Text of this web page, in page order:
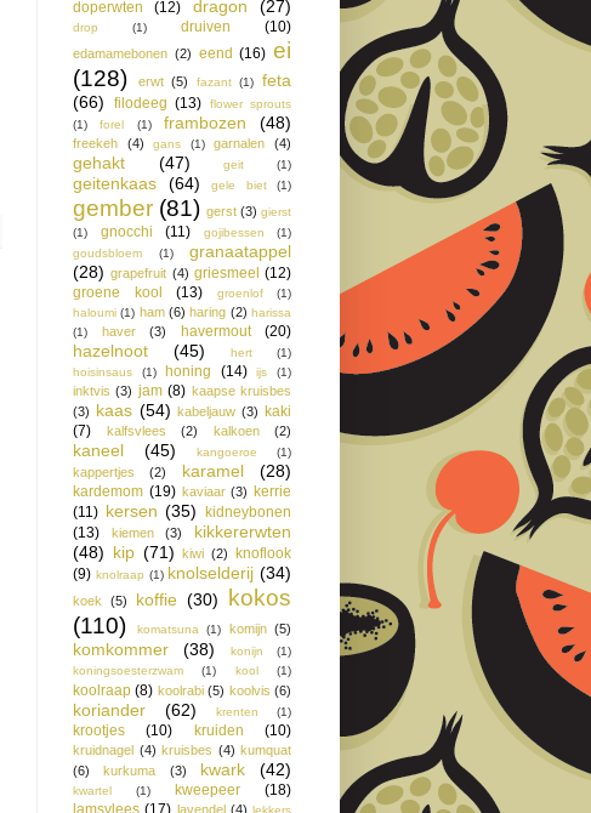
doperwten
(12) dragon (27)
drop (1) druiven (10)
edamamebonen (2) eend (16) ei
(128)
erwt (5) fazant (1)
feta
(66)
filodeeg (13)
flower sprouts
(1)
forel (1) frambozen (48)
freekeh (4) gans (1) garnalen (4)
gehakt (47) geit (1)
geitenkaas (64) gele biet (1)
gember (81) gerst (3) gierst
(1)
gnocchi (11) gojibessen
(1)
goudsbloem
(1)
granaatappel
(28) grapefruit (4) griesmeel (12)
groene kool
(13) groenlof
(1)
haloumi (1) ham (6) haring (2) harissa
(1)
haver (3) havermout (20)
hazelnoot (45) hert
(1)
hoisinsaus
(1) honing (14) ijs (1)
inktvis (3) jam (8) kaapse kruisbes
(3) kaas (54) kabeljauw (3) kaki
(7)
kalfsvlees (2) kalkoen (2)
kaneel (45) kangoeroe (1)
kappertjes (2) karamel (28)
kardemom (19) kaviaar (3) kerrie
(11) kersen (35) kidneybonen
(13)
kiemen (3)
kikkererwten
(48) kip (71) kiwi (2) knoflook
(9) knolraap (1) knolselderij (34)
koek (5) koffie (30)
kokos
(110)
komatsuna (1) komijn (5)
komkommer (38) konijn
(1)
koningsoesterzwam
(1) kool (1)
koolraap (8) koolrabi (5) koolvis (6)
koriander (62) krenten (1)
krootjes (10) kruiden (10)
kruidnagel (4) kruisbes (4) kumquat
(6)
kurkuma (3) kwark (42)
kwartel (1) kweepeer
(18)
lamsvlees (17) lavendel (4) lekkers